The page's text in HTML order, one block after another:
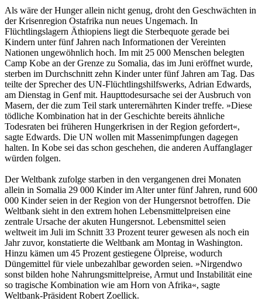
Als wäre der Hunger allein nicht genug, droht den Geschwächten in
der Krisenregion Ostafrika nun neues Ungemach. In
Flüchtlingslagern Äthiopiens liegt die Sterbequote gerade bei
Kindern unter fünf Jahren nach Informationen der Vereinten
Nationen ungewöhnlich hoch. Im mit 25 000 Menschen belegten
Camp Kobe an der Grenze zu Somalia, das im Juni eröffnet wurde,
sterben im Durchschnitt zehn Kinder unter fünf Jahren am Tag. Das
teilte der Sprecher des UN-Flüchtlingshilfswerks, Adrian Edwards,
am Dienstag in Genf mit. Haupttodesursache sei der Ausbruch von
Masern, der die zum Teil stark unterernährten Kinder treffe. »Diese
tödliche Kombination hat in der Geschichte bereits ähnliche
Todesraten bei früheren Hungerkrisen in der Region gefordert«,
sagte Edwards. Die UN wollen mit Massenimpfungen dagegen
halten. In Kobe sei das schon geschehen, die anderen Auffanglager
würden folgen.
Der Weltbank zufolge starben in den vergangenen drei Monaten
allein in Somalia 29 000 Kinder im Alter unter fünf Jahren, rund 600
000 Kinder seien in der Region von der Hungersnot betroffen. Die
Weltbank sieht in den extrem hohen Lebensmittelpreisen eine
zentrale Ursache der akuten Hungersnot. Lebensmittel seien
weltweit im Juli im Schnitt 33 Prozent teurer gewesen als noch ein
Jahr zuvor, konstatierte die Weltbank am Montag in Washington.
Hinzu kämen um 45 Prozent gestiegene Ölpreise, wodurch
Düngemittel für viele unbezahlbar geworden seien. »Nirgendwo
sonst bilden hohe Nahrungsmittelpreise, Armut und Instabilität eine
so tragische Kombination wie am Horn von Afrika«, sagte
Weltbank-Präsident Robert Zoellick.